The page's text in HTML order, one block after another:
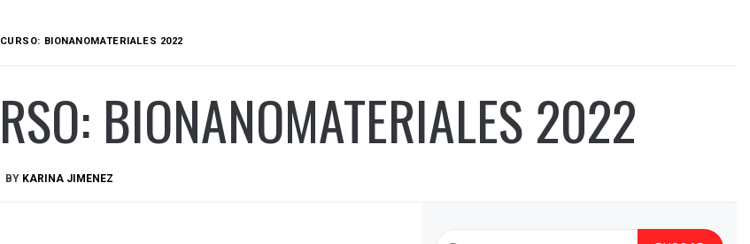
BIONANOMATERIALES 2022
BIONANOMATERIALES 2022
BY KARINA JIMENEZ